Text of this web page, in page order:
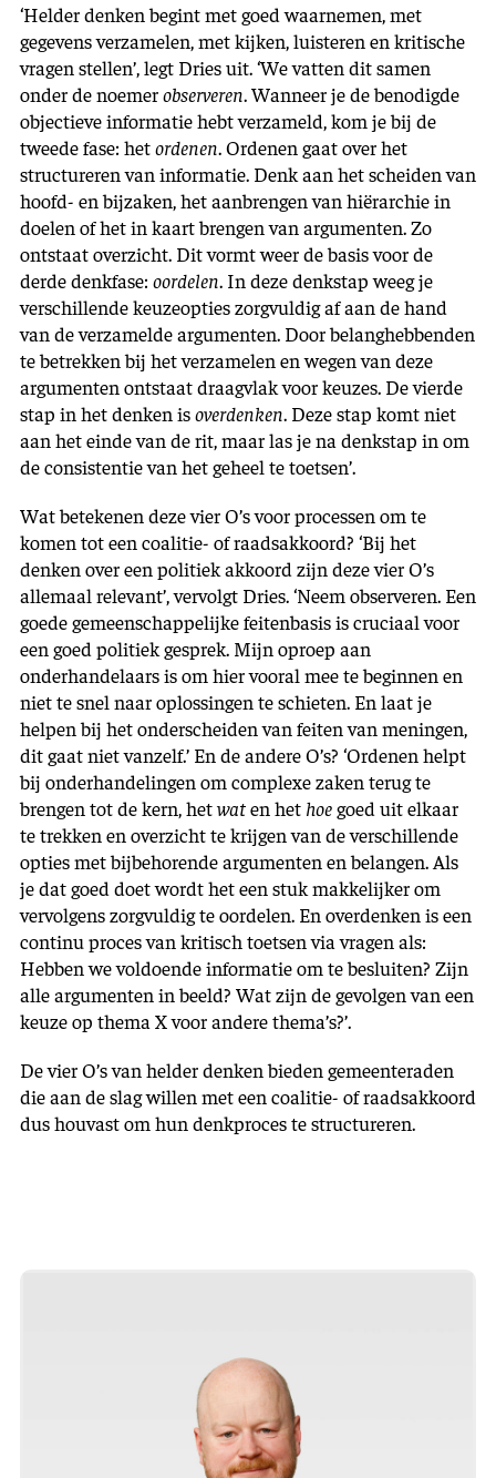
‘Helder denken begint met goed waarnemen, met
gegevens verzamelen, met kijken, luisteren en kritische
vragen stellen’, legt Dries uit. ‘We vatten dit samen
onder de noemerobserveren. Wanneer je de benodigde
objectieve informatie hebt verzameld, kom je bij de
tweede fase: hetordenen. Ordenen gaat over het
structureren van informatie. Denk aan het scheiden van
hoofd- en bijzaken, het aanbrengen van hiërarchie in
doelen of het in kaart brengen van argumenten. Zo
ontstaat overzicht. Dit vormt weer de basis voor de
derde denkfase: oordelen. In deze denkstap weeg je
verschillende keuzeopties zorgvuldig af aan de hand
van de verzamelde argumenten. Door belanghebbenden
te betrekken bij het verzamelen en wegen van deze
argumenten ontstaat draagvlak voor keuzes. De vierde
stap in het denken isoverdenken. Deze stap komt niet
aan het einde van de rit, maar las je na denkstap in om
de consistentie van het geheel te toetsen’.
Wat betekenen deze vier O’s voor processen om te
komen tot een coalitie- of raadsakkoord? ‘Bij het
denken over een politiek akkoord zijn deze vier O’s
allemaal relevant’, vervolgt Dries. ‘Neem observeren. Een
goede gemeenschappelijke feitenbasis is cruciaal voor
een goed politiek gesprek. Mijn oproep aan
onderhandelaars is om hier vooral mee te beginnen en
niet te snel naar oplossingen te schieten. En laat je
helpen bij het onderscheiden van feiten van meningen,
dit gaat niet vanzelf.’ En de andere O’s? ‘Ordenen helpt
bij onderhandelingen om complexe zaken terug te
brengen tot de kern, hetwaten het hoegoed uit elkaar
te trekken en overzicht te krijgen van de verschillende
opties met bijbehorende argumenten en belangen. Als
je dat goed doet wordt het een stuk makkelijker om
vervolgens zorgvuldig te oordelen. En overdenken is een
continu proces van kritisch toetsen via vragen als:
Hebben we voldoende informatie om te besluiten? Zijn
alle argumenten in beeld? Wat zijn de gevolgen van een
keuze op thema X voor andere thema’s?’.
De vier O’s van helder denken bieden gemeenteraden
die aan de slag willen met een coalitie- of raadsakkoord
dus houvast om hun denkproces te structureren.